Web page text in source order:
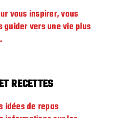
vous inspirer, vous
guider vers une vie plus
RECETTES
idées de repas